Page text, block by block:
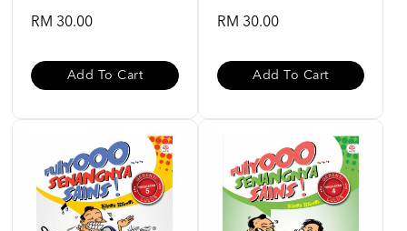
RM 30.00
Add To Cart
RM 30.00
Add To Cart